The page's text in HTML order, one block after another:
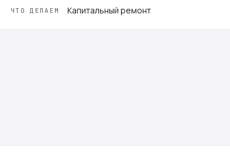
ЧТО ДЕЛАЕМ Капитальный ремонт